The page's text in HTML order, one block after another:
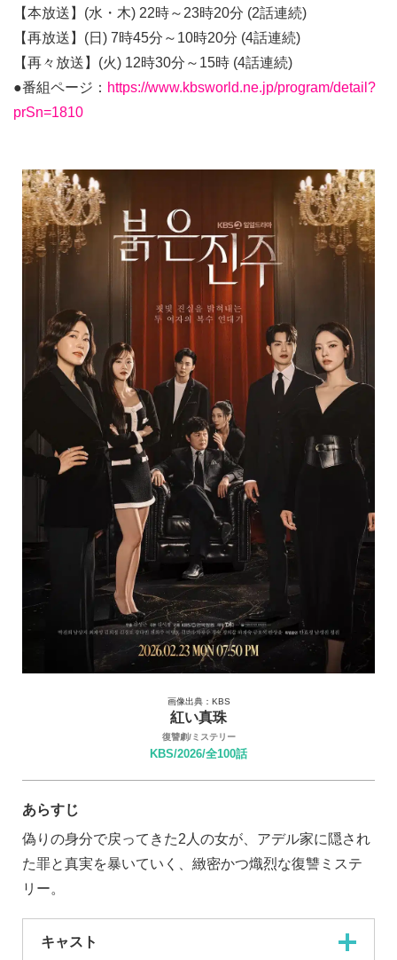
【本放送】(水・木) 22時～23時20分 (2話連続)
【再放送】(日) 7時45分～10時20分 (4話連続)
【再々放送】(火) 12時30分～15時 (4話連続)
●番組ページ： https://www.kbsworld.ne.jp/program/detail?
prSn=1810
画像出典：KBS
紅い真珠
復讐劇/ミステリー
KBS/2026/全100話
あらすじ
偽りの身分で戻ってきた2人の女が、アデル家に隠され
た罪と真実を暴いていく、緻密かつ熾烈な復讐ミステ
リー。
キャスト